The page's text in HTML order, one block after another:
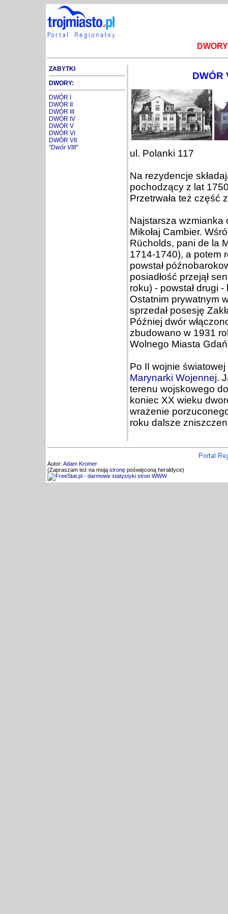
ZABYTKI
DWORY:
DWÓR I
DWÓR II
DWÓR III
DWÓR IV
DWÓR V
DWÓR VI
DWÓR VII
"Dwór VIII"
DWÓR
ul. Polanki 117
Na rezydencje
pochodzący z lat
Przetrwała też część
Najstarsza wzmianka
Mikołaj Cambier.
Rücholds, pani de la
1714-1740), a potem
powstał
posiadłość przejął
roku) - powstał drugi
Ostatnim prywatnym
sprzedał posesję
Później dwór
zbudowano w 1931
Wolnego Miasta
Po II wojnie
Marynarki Wojennej.
terenu wojskowego
koniec XX wieku
wrażenie
roku dalsze
Autor: Adam Kromer
(Zapraszam też na moją stronę poświęconą heraldyce)